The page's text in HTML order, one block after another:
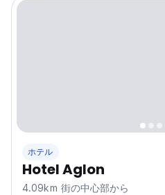
ホテル
Hotel Aglon
4.09km 街の中心部から